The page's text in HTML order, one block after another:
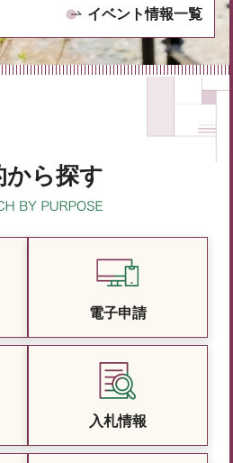
イベント情報一覧
から探す
電子申請
入札情報